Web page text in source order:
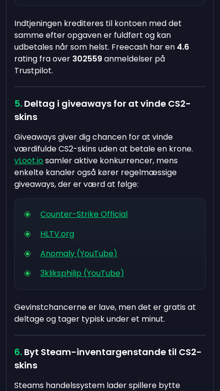
Indtjeningen krediteres til kontoen med det
samme efter opgaven er fuldført og kan
udbetales når som helst. Freecash har en 4.6
rating fra over 302559anmeldelser på
Trustpilot.
Deltag i giveaways for at vinde CS2-
skins
Giveaways giver dig chancen for at vinde
værdifulde CS2-skins uden at betale en krone.
vLoot.io samler aktive konkurrencer, mens
enkelte kanaler også kører regelmæssige
giveaways, der er værd at følge:
Counter-Strike Official
HLTV.org
Anomaly (YouTube)
3kliksphilip (YouTube)
Gevinstchancerne er lave, men det er gratis at
deltage og tager typisk under et minut.
Byt Steam-inventargenstande til CS2-
skins
Steams handelssystem lader spillere bytte